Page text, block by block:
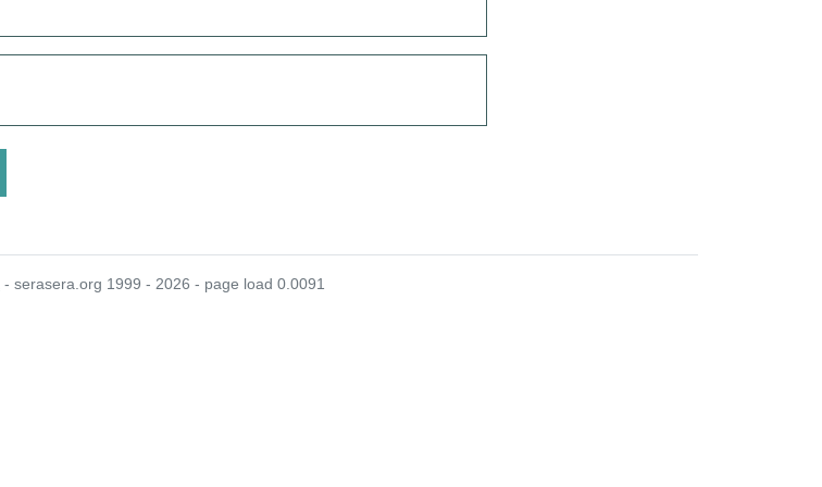
- serasera.org 1999 - 2026 - page load 0.0091